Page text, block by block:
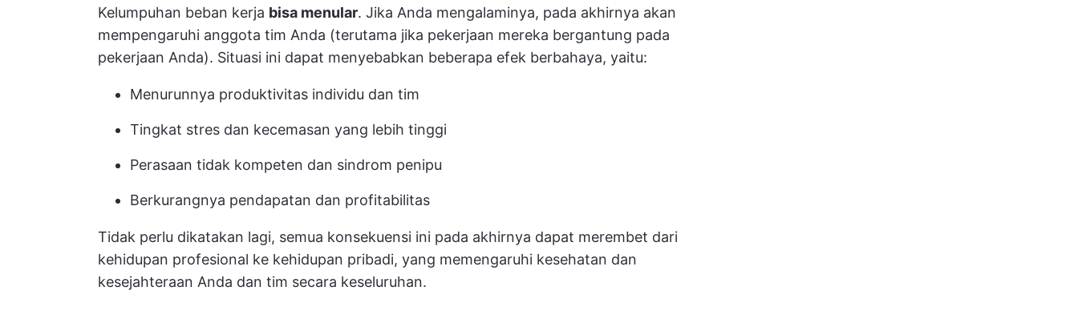
Kelumpuhan beban kerja bisa menular. Jika Anda mengalaminya, pada akhirnya akan
mempengaruhi anggota tim Anda (terutama jika pekerjaan mereka bergantung pada
pekerjaan Anda). Situasi ini dapat menyebabkan beberapa efek berbahaya, yaitu:
Menurunnya produktivitas individu dan tim
Tingkat stres dan kecemasan yang lebih tinggi
Perasaan tidak kompeten dan sindrom penipu
Berkurangnya pendapatan dan profitabilitas
Tidak perlu dikatakan lagi, semua konsekuensi ini pada akhirnya dapat merembet dari
kehidupan profesional ke kehidupan pribadi, yang memengaruhi kesehatan dan
kesejahteraan Anda dan tim secara keseluruhan.